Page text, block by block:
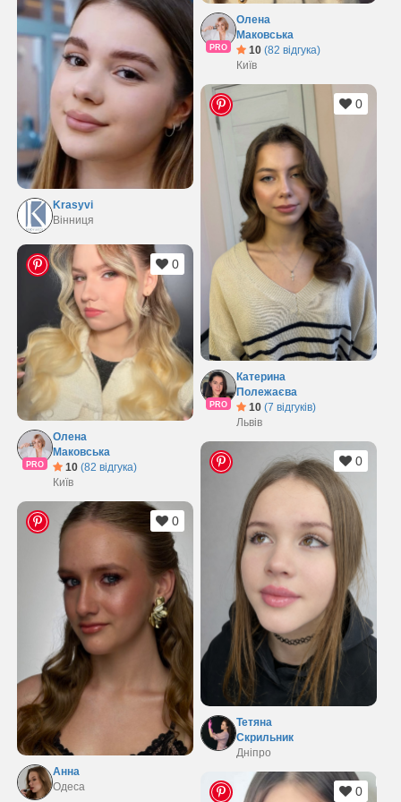
PRO
Олена
Маковська
10 (82 відгука)
Київ
Krasyvi
Вінниця
PRO
Катерина
Полежаєва
10 (7 відгуків)
Львів
0
PRO
Олена
Маковська
10 (82 відгука)
Київ
0
Тетяна
Скрильник
Дніпро
0
Анна
Одеса
0
0